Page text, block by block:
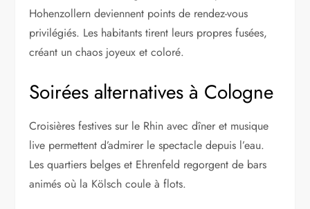
Hohenzollern deviennent points de rendez-vous
privilégiés. Les habitants tirent leurs propres fusées,
créant un chaos joyeux et coloré.
Soirées alternatives à Cologne
Croisières festives sur le Rhin avec dîner et musique
live permettent d’admirer le spectacle depuis l’eau.
Les quartiers belges et Ehrenfeld regorgent de bars
animés où la Kölsch coule à flots.